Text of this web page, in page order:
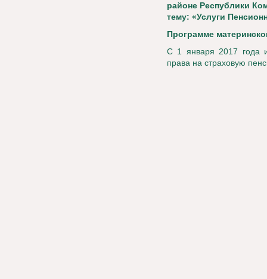
районе Республики
тему: «Услуги
Программе
С 1 января 2017 года
права на страховую